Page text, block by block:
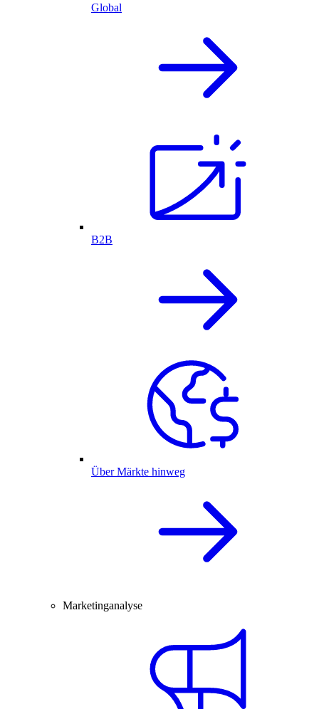
Global
B2B
Über Märkte hinweg
Marketinganalyse